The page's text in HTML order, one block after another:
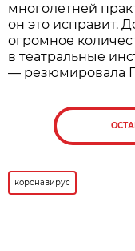
многолетней
он это исправит.
огромное
в театральные
— резюмировала
коронавирус